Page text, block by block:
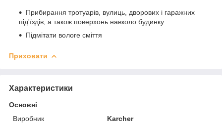
Прибирання тротуарів, вулиць, дворових і гаражних
під'їздів, а також поверхонь навколо будинку
Підмітати вологе сміття
Приховати
Характеристики
Основні
Виробник
Karcher